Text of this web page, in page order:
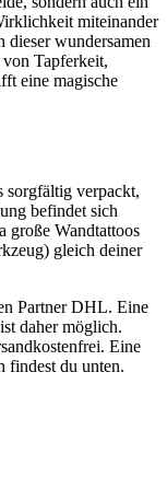
miteinander
wundersamen
Tapferkeit,
eine magische
verpackt,
befindet sich
große Wandtattoos
gleich deiner
Partner DHL. Eine
daher möglich.
Eine
findest du unten.